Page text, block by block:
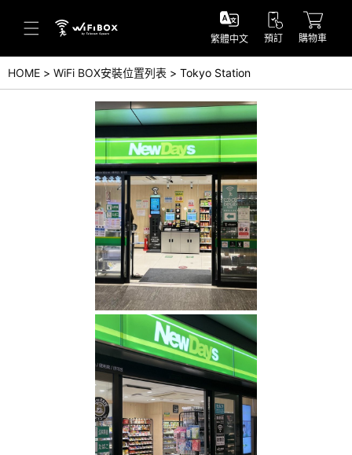
幫助中心(日本語)
幫助中心(英語)
詢問(日本語)
繁體中文 預訂 購物車
HOME WiFi BOX安裝位置列表 Tokyo Station